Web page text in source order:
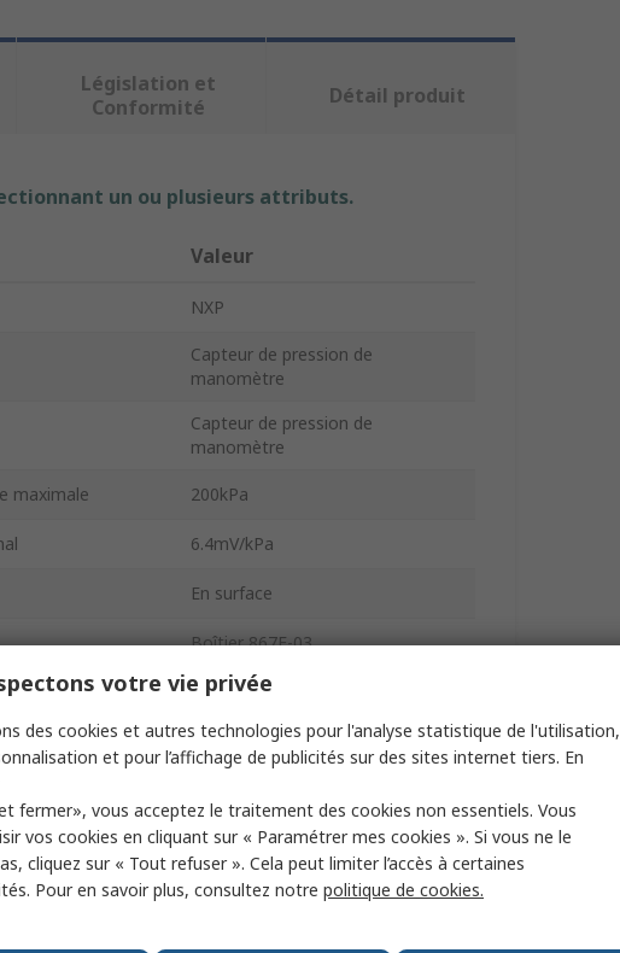
Législation et
Conformité
Détail produit
un ou plusieurs attributs.
Valeur
NXP
Capteur de pression de
manomètre
Capteur de pression de
manomètre
maximale 200kPa
6.4mV/kPa
En surface
Boîtier 867E-03
6
minimum 4.75V
maximum
±2.5 %
Axial simple à barrettes
maximum
votre vie privée
des cookies et autres technologies pour l'analyse statistique de l'utilisation,
et pour l’affichage de publicités sur des sites internet tiers. En
fermer», vous acceptez le traitement des cookies non essentiels. Vous
vos cookies en cliquant sur « Paramétrer mes cookies ». Si vous ne le
cliquez sur « Tout refuser ». Cela peut limiter l’accès à certaines
Pour en savoir plus, consultez notre politique de cookies.